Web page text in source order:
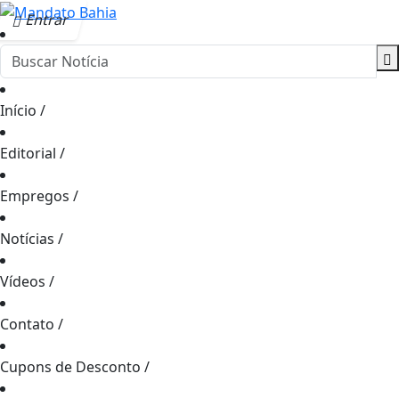
Entrar
Início /
Editorial /
Empregos /
Notícias /
Vídeos /
Contato /
Cupons de Desconto /